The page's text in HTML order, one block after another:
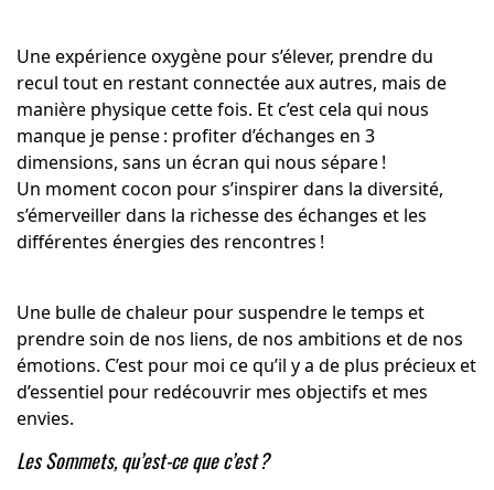
Une expérience oxygène pour s’élever, prendre du
recul tout en restant connectée aux autres, mais de
manière physique cette fois. Et c’est cela qui nous
manque je pense : profiter d’échanges en 3
dimensions, sans un écran qui nous sépare !
Un moment cocon pour s’inspirer dans la diversité,
s’émerveiller dans la richesse des échanges et les
différentes énergies des rencontres !
Une bulle de chaleur pour suspendre le temps et
prendre soin de nos liens, de nos ambitions et de nos
émotions. C’est pour moi ce qu’il y a de plus précieux et
d’essentiel pour redécouvrir mes objectifs et mes
envies.
Les Sommets, qu’est-ce que c’est ?